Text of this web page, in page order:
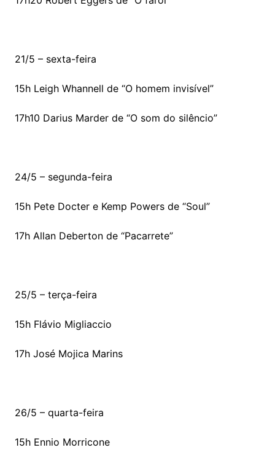
21/5 – sexta-feira
15h Leigh Whannell de “O homem invisível”
17h10 Darius Marder de “O som do silêncio”
24/5 – segunda-feira
15h Pete Docter e Kemp Powers de “Soul”
17h Allan Deberton de “Pacarrete”
25/5 – terça-feira
15h Flávio Migliaccio
17h José Mojica Marins
26/5 – quarta-feira
15h Ennio Morricone